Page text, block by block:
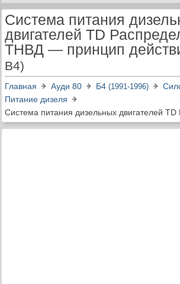
Система питания
двигателей TD
ТНВД — принцип
B4)
Главная Ауди 80 Б4 (1991-1996)
Питание дизеля